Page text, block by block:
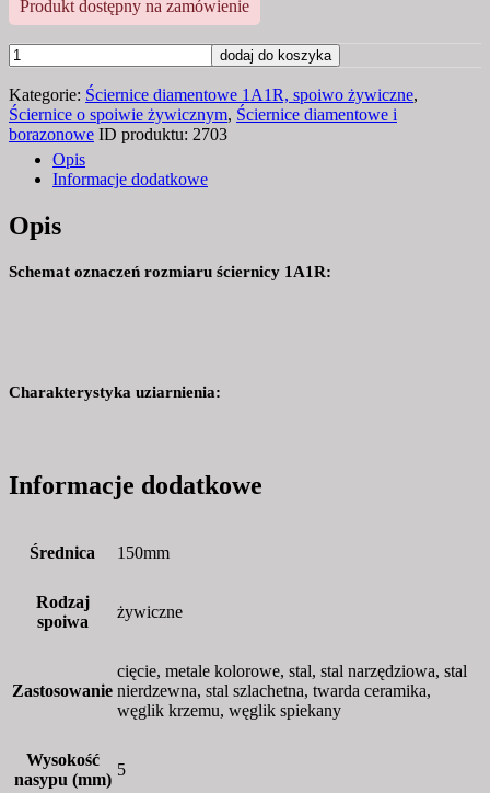
Produkt dostępny na zamówienie
ilość
piła
diamentowa
1A1R
150x1,2x5x32
do
cięcia
widii,
twardej
dodaj do koszyka
Kategorie: Ściernice diamentowe 1A1R, spoiwo żywiczne,
Ściernice o spoiwie żywicznym, Ściernice diamentowe i
borazonowe ID produktu: 2703
Opis
Informacje dodatkowe
Opis
Schemat oznaczeń rozmiaru ściernicy 1A1R:
Charakterystyka uziarnienia:
Informacje dodatkowe
Średnica 150mm
Rodzaj
spoiwa
żywiczne
Zastosowanie
cięcie, metale kolorowe, stal, stal narzędziowa, stal
nierdzewna, stal szlachetna, twarda ceramika,
węglik krzemu, węglik spiekany
Wysokość
nasypu (mm)
5